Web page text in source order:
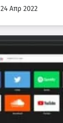
24 Απρ 2022